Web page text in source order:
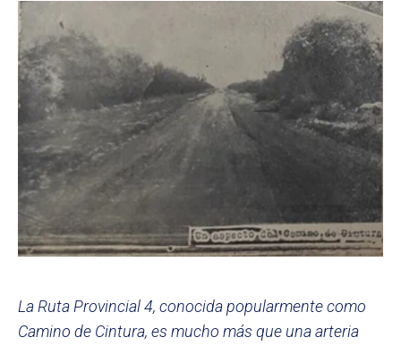
La Ruta Provincial 4, conocida popularmente como
Camino de Cintura, es mucho más que una arteria